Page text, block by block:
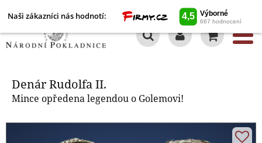
Naši zákazníci nás hodnotí:
Denár Rudolfa II.
Mince opředena legendou o Golemovi!
Denár Rudolfa II.